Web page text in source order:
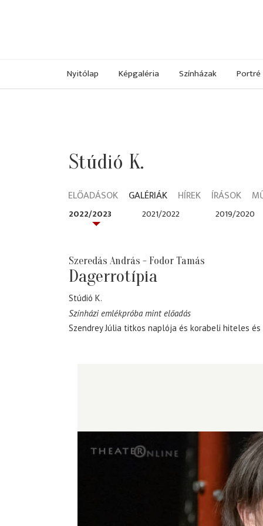
Nyitólap Képgaléria Színházak Portré
Stúdió K.
ELŐADÁSOK GALÉRIÁK HÍREK ÍRÁSOK
2022/2023 2021/2022 2019/2020
Szeredás András - Fodor Tamás
Dagerrotípia
Stúdió K.
Színházi emlékpróba mint előadás
Szendrey Júlia titkos naplója és korabeli hiteles